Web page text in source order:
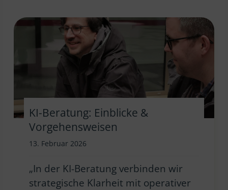
KI-Beratung: Einblicke &
Vorgehensweisen
13. Februar 2026
„In der KI-Beratung verbinden wir
strategische Klarheit mit operativer